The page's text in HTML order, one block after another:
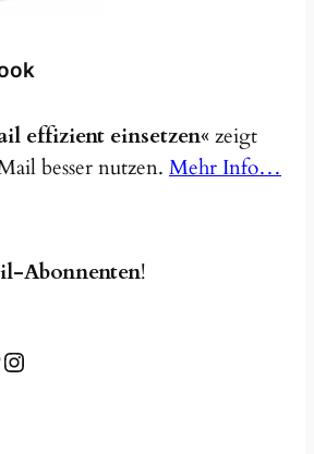
effizient einsetzen«zeigt
besser nutzen. Mehr Info…
Abonnenten!
Instagram